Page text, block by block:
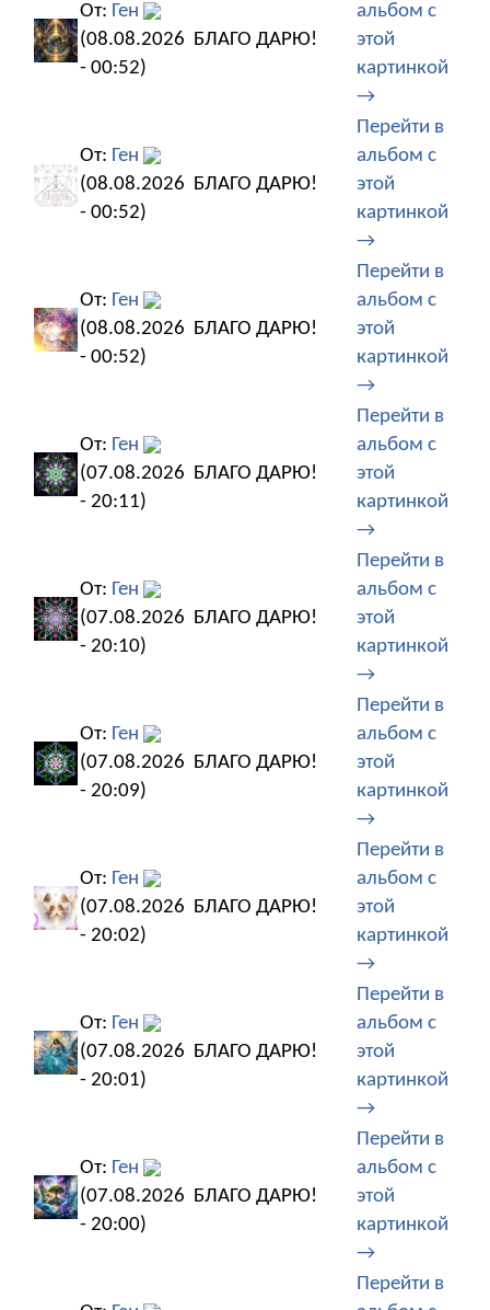
От: Ген
(08.08.2026
- 00:52)
БЛАГО ДАРЮ!
альбом с
этой
картинкой
→
От: Ген
(08.08.2026
- 00:52)
БЛАГО ДАРЮ!
Перейти в
альбом с
этой
картинкой
→
От: Ген
(08.08.2026
- 00:52)
БЛАГО ДАРЮ!
Перейти в
альбом с
этой
картинкой
→
От: Ген
(07.08.2026
- 20:11)
БЛАГО ДАРЮ!
Перейти в
альбом с
этой
картинкой
→
От: Ген
(07.08.2026
- 20:10)
БЛАГО ДАРЮ!
Перейти в
альбом с
этой
картинкой
→
От: Ген
(07.08.2026
- 20:09)
БЛАГО ДАРЮ!
Перейти в
альбом с
этой
картинкой
→
От: Ген
(07.08.2026
- 20:02)
БЛАГО ДАРЮ!
Перейти в
альбом с
этой
картинкой
→
От: Ген
(07.08.2026
- 20:01)
БЛАГО ДАРЮ!
Перейти в
альбом с
этой
картинкой
→
От: Ген
(07.08.2026
- 20:00)
БЛАГО ДАРЮ!
Перейти в
альбом с
этой
картинкой
→
Перейти в